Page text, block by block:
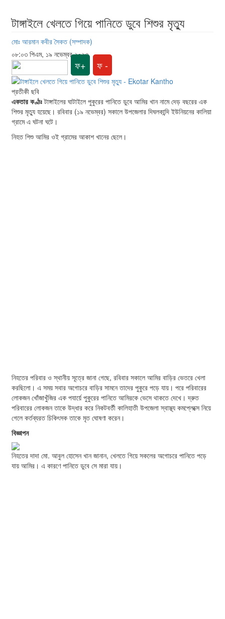
টাঙ্গাইলে খেলতে গিয়ে পানিতে ডুবে শিশুর মৃত্যু
মোঃ আরমান কবীর সৈকত (সম্পাদক)
০৮:০৩ পিএম, ১৯ নভেম্বর ২০২৩
ফ+ ফ -
প্রতীকী ছবি
একতার কণ্ঠঃটাঙ্গাইলের ঘাটাইলে পুকুরের পানিতে ডুবে আমির খান নামে দেড় বছরের এক
শিশুর মৃত্যু হয়েছে। রবিবার (১৯ নভেম্বর) সকালে উপজেলার দিঘলকান্দি ইউনিয়নের কালিয়া
গ্রামে এ ঘটনা ঘটে।
নিহত শিশু আমির ওই গ্রামের আকাশ খানের ছেলে।
নিহতের পরিবার ও স্থানীয় সূত্রে জানা গেছে, রবিবার সকালে আমির বাড়ির ভেতরে খেলা
করছিলো। এ সময় সবার অগোচরে বাড়ির সামনে তাদের পুকুরে পড়ে যায়। পরে পরিবারের
লোকজন খোঁজাখুঁজির এক পযার্য়ে পুকুরের পানিতে আমিরকে ভেসে থাকতে দেখে। দ্রুত
পরিবারের লোকজন তাকে উদ্ধার করে নিকটবর্তী কালিহাতী উপজেলা স্বাস্থ্য কমপ্লেক্সে নিয়ে
গেলে কর্তব্যরত চিকিৎসক তাকে মৃত ঘোষণা করেন।
বিজ্ঞাপন
নিহতের দাদা মো. আবুল হোসেন খান জানান, খেলতে গিয়ে সকলের অগোচরে পানিতে পড়ে
যায় আমির। এ কারণে পানিতে ডুবে সে মারা যায়।